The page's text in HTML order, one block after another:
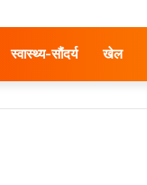
स्वास्थ्य-सौंदर्य खेल